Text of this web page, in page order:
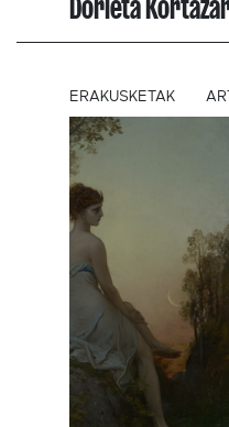
Dorleta
ERAKUSKETAK